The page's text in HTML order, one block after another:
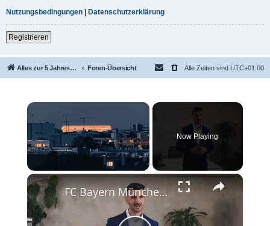
Nutzungsbedingungen | Datenschutzerklärung
Registrieren
Alles zur 5 Jahreswertung / Tabelle der UEFA mit vielen Statistiken. Foren-Übersicht Alle Zeiten sind UTC+01:00
×
Unmute
Now Playing
×
FC Bayern München 2025: Erfolg und Entwicklung des Rekordmeisters